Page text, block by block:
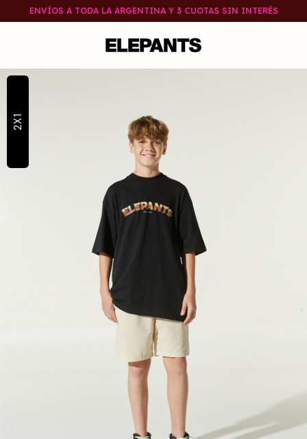
ENVÍOS A TODA LA ARGENTINA Y 3 CUOTAS SIN INTERÉS
2X1